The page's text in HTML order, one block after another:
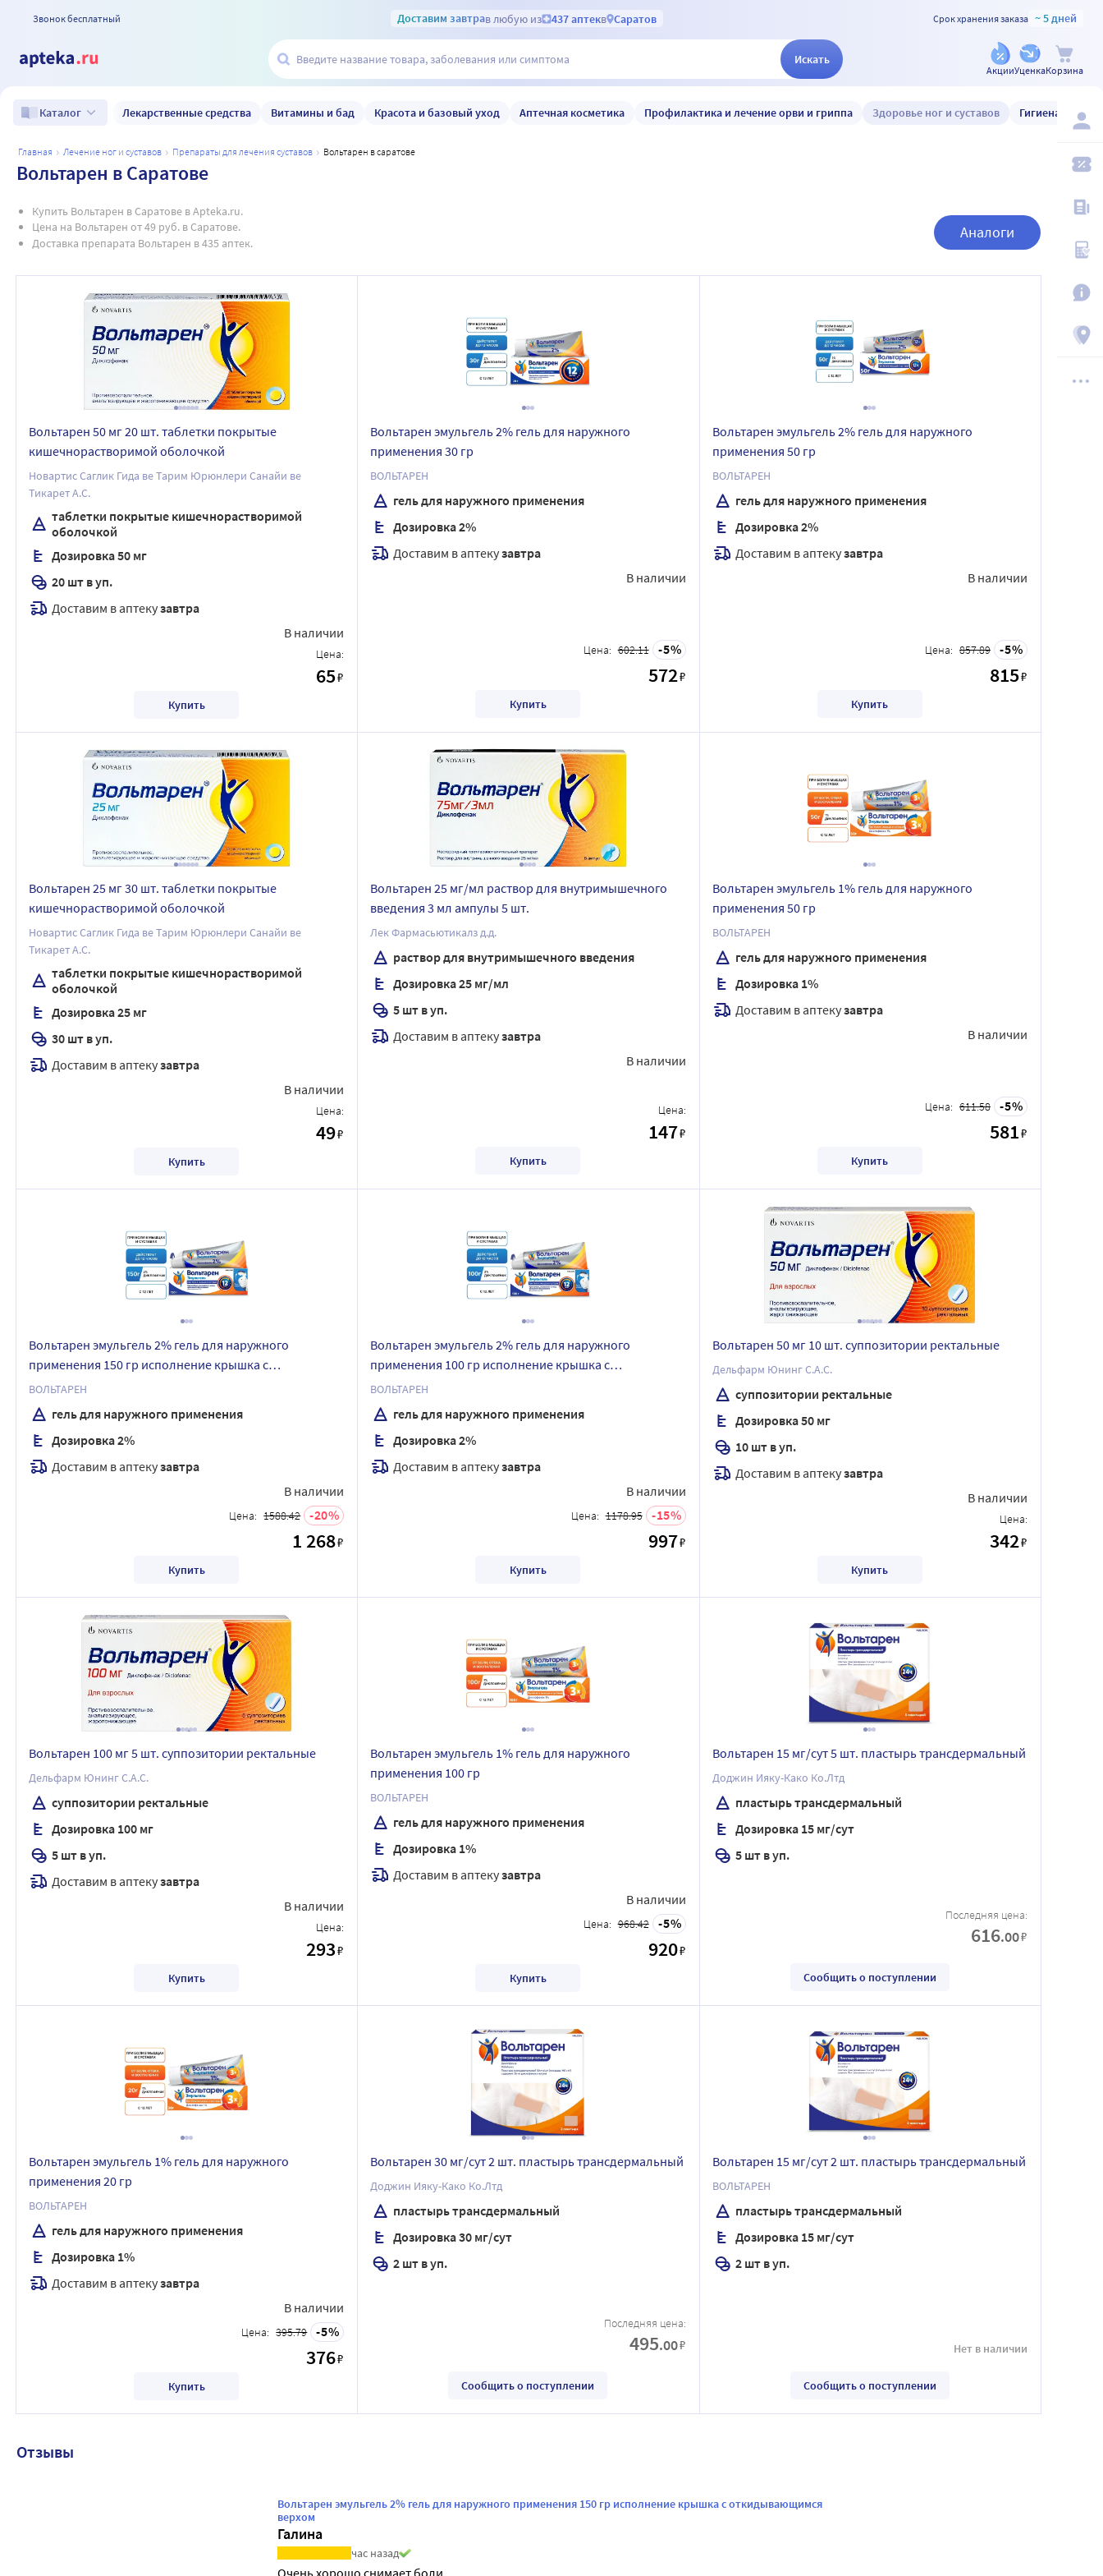
Звонок бесплатный Доставим завтрав любую из 437 аптекв Саратов Срок хранения заказа ~ 5 дней
Искать
АкцииУценкаКорзина
Каталог Лекарственные средства Витамины и бад Красота и базовый уход Аптечная косметика Профилактика и лечение орви и гриппа Здоровье ног и суставов Гигиена и уход
главная лечение ног и суставов препараты для лечения суставов вольтарен в саратове
Вольтарен в Саратове
Купить Вольтарен в Саратове в Apteka.ru.
Цена на Вольтарен от 49 руб. в Саратове.
Доставка препарата Вольтарен в 435 аптек.
Аналоги
Вольтарен 50 мг 20 шт. таблетки покрытые
кишечнорастворимой оболочкой
Новартис Саглик Гида ве Тарим Юрюнлери Санайи ве
Тикарет А.С.
таблетки покрытые кишечнорастворимой
оболочкой
Дозировка 50 мг
20 шт в уп.
Доставим в аптекузавтра
В наличии
Цена:
65₽
Купить
Вольтарен эмульгель 2% гель для наружного
применения 30 гр
ВОЛЬТАРЕН
гель для наружного применения
Дозировка 2%
Доставим в аптекузавтра
В наличии
Цена: 602.11 5
572₽
Купить
Вольтарен эмульгель 2% гель для наружного
применения 50 гр
ВОЛЬТАРЕН
гель для наружного применения
Дозировка 2%
Доставим в аптекузавтра
В наличии
Цена: 857.89 5
815₽
Купить
Вольтарен 25 мг 30 шт. таблетки покрытые
кишечнорастворимой оболочкой
Новартис Саглик Гида ве Тарим Юрюнлери Санайи ве
Тикарет А.С.
таблетки покрытые кишечнорастворимой
оболочкой
Дозировка 25 мг
30 шт в уп.
Доставим в аптекузавтра
В наличии
Цена:
49₽
Купить
Вольтарен 25 мг/мл раствор для внутримышечного
введения 3 мл ампулы 5 шт.
Лек Фармасьютикалз д.д.
раствор для внутримышечного введения
Дозировка 25 мг/мл
5 шт в уп.
Доставим в аптекузавтра
В наличии
Цена:
147₽
Купить
Вольтарен эмульгель 1% гель для наружного
применения 50 гр
ВОЛЬТАРЕН
гель для наружного применения
Дозировка 1%
Доставим в аптекузавтра
В наличии
Цена: 611.58 5
581₽
Купить
Вольтарен эмульгель 2% гель для наружного
применения 150 гр исполнение крышка с
откидывающимся верхом
ВОЛЬТАРЕН
гель для наружного применения
Дозировка 2%
Доставим в аптекузавтра
В наличии
Цена: 1588.42 20
1 268₽
Купить
Вольтарен эмульгель 2% гель для наружного
применения 100 гр исполнение крышка с
откидывающимся верхом
ВОЛЬТАРЕН
гель для наружного применения
Дозировка 2%
Доставим в аптекузавтра
В наличии
Цена: 1178.95 15
997₽
Купить
Вольтарен 50 мг 10 шт. суппозитории ректальные
Дельфарм Юнинг С.А.С.
суппозитории ректальные
Дозировка 50 мг
10 шт в уп.
Доставим в аптекузавтра
В наличии
Цена:
342₽
Купить
Вольтарен 100 мг 5 шт. суппозитории ректальные
Дельфарм Юнинг С.А.С.
суппозитории ректальные
Дозировка 100 мг
5 шт в уп.
Доставим в аптекузавтра
В наличии
Цена:
293₽
Купить
Вольтарен эмульгель 1% гель для наружного
применения 100 гр
ВОЛЬТАРЕН
гель для наружного применения
Дозировка 1%
Доставим в аптекузавтра
В наличии
Цена: 968.42 5
920₽
Купить
Вольтарен 15 мг/сут 5 шт. пластырь трансдермальный
Доджин Ияку-Како Ко.Лтд
пластырь трансдермальный
Дозировка 15 мг/сут
5 шт в уп.
Последняя цена:
616.00₽
Сообщить о поступлении
Вольтарен эмульгель 1% гель для наружного
применения 20 гр
ВОЛЬТАРЕН
гель для наружного применения
Дозировка 1%
Доставим в аптекузавтра
В наличии
Цена: 395.79 5
376₽
Купить
Вольтарен 30 мг/сут 2 шт. пластырь трансдермальный
Доджин Ияку-Како Ко.Лтд
пластырь трансдермальный
Дозировка 30 мг/сут
2 шт в уп.
Последняя цена:
495.00₽
Сообщить о поступлении
Вольтарен 15 мг/сут 2 шт. пластырь трансдермальный
ВОЛЬТАРЕН
пластырь трансдермальный
Дозировка 15 мг/сут
2 шт в уп.
Нет в наличии
Сообщить о поступлении
Отзывы
Вольтарен эмульгель 2% гель для наружного применения 150 гр исполнение крышка с откидывающимся
верхом
Галина
час назад
Очень хорошо снимает боли